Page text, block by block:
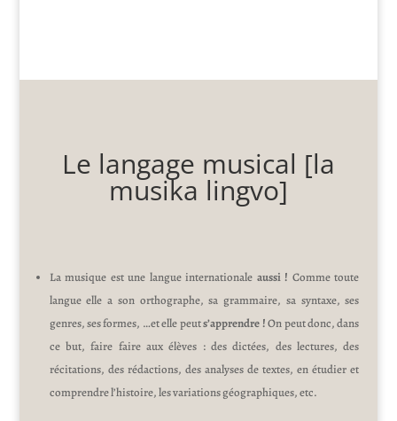
Le langage musical [la
musika lingvo]
La musique est une langue internationale aussi ! Comme toute
langue elle a son orthographe, sa grammaire, sa syntaxe, ses
genres, ses formes, …et elle peuts’apprendre !On peut donc, dans
ce but, faire faire aux élèves : des dictées, des lectures, des
récitations, des rédactions, des analyses de textes, en étudier et
comprendre l’histoire, les variations géographiques, etc.